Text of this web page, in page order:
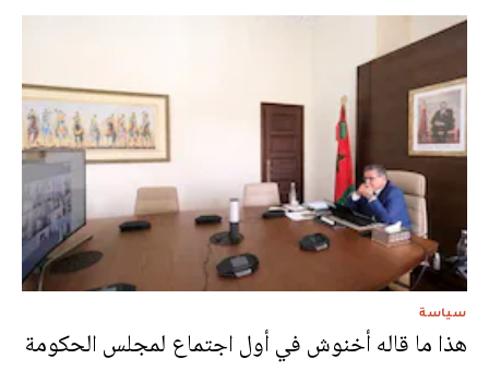
سياسة
هذا ما قاله أخنوش في أول اجتماع لمجلس الحكومة